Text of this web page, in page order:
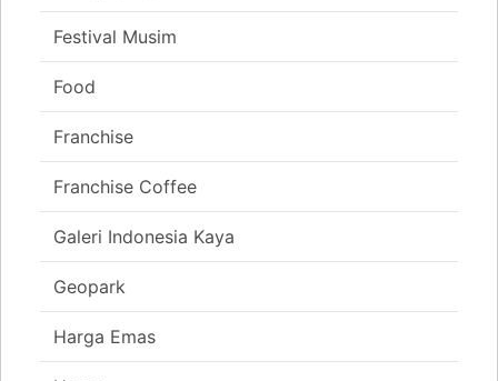
Festival Musim
Food
Franchise
Franchise Coffee
Galeri Indonesia Kaya
Geopark
Harga Emas